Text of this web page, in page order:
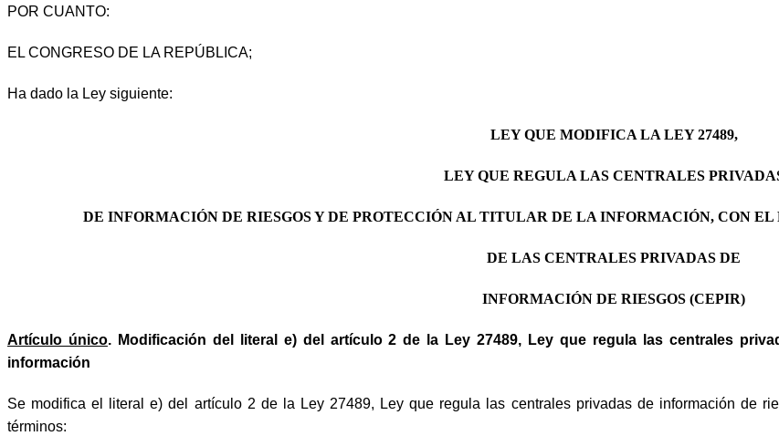
POR CUANTO:
EL CONGRESO DE LA REPÚBLICA;
Ha dado la Ley siguiente:
LEY QUE MODIFICA LA LEY 27489,
LEY QUE REGULA LAS CENTRALES
DE INFORMACIÓN DE RIESGOS Y DE PROTECCIÓN AL TITULAR DE LA INFORMACIÓN, CON
DE LAS CENTRALES PRIVADAS DE
INFORMACIÓN DE RIESGOS (CEPIR)
Artículo único. Modificación del literal e) del artículo 2 de la Ley 27489, Ley que regula las centrales
información
Se modifica el literal e) del artículo 2 de la Ley 27489, Ley que regula las centrales privadas de información de
términos: